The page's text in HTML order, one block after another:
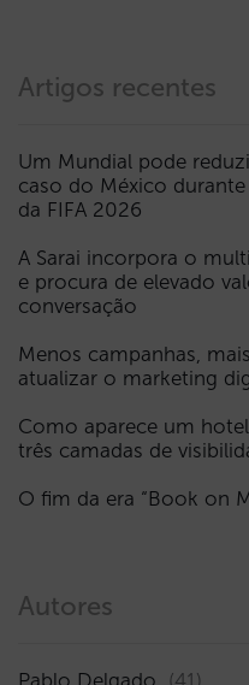
Artigos recentes
Um Mundial pode
caso do México
da FIFA 2026
A Sarai incorpora o
e procura de elevado
conversação
Menos campanhas,
atualizar o marketing
Como aparece um
três camadas de
O fim da era “Book on
Autores
Pablo Delgado (41)